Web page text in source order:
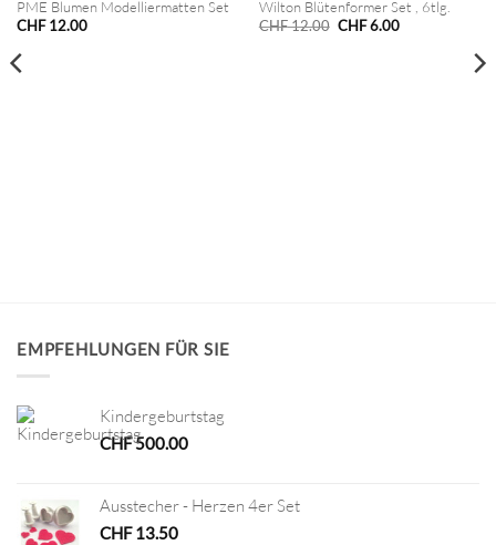
PME Blumen Modelliermatten Set
CHF12.00
Wilton Blütenformer Set , 6tlg.
CHF12.00 Ursprünglicher
CHF6.00Aktueller
EMPFEHLUNGEN FÜR SIE
Kindergeburtstag
CHF500.00
Ausstecher - Herzen 4er Set
CHF13.50